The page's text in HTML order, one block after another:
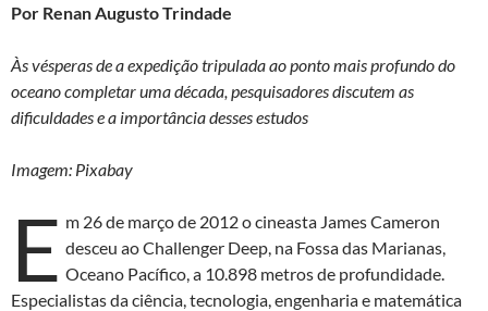
to
d
o
n
e
b
o
o
k
at
s
A
p
nt
Por Renan Augusto Trindade
Às vésperas de a expedição tripulada ao ponto mais profundo do
oceano completar uma década, pesquisadores discutem as
dificuldades e a importância desses estudos
Imagem: Pixabay
E m 26 de março de 2012 o cineasta James Cameron
desceu ao Challenger Deep, na Fossa das Marianas,
Oceano Pacífico, a 10.898 metros de profundidade.
Especialistas da ciência, tecnologia, engenharia e matemática